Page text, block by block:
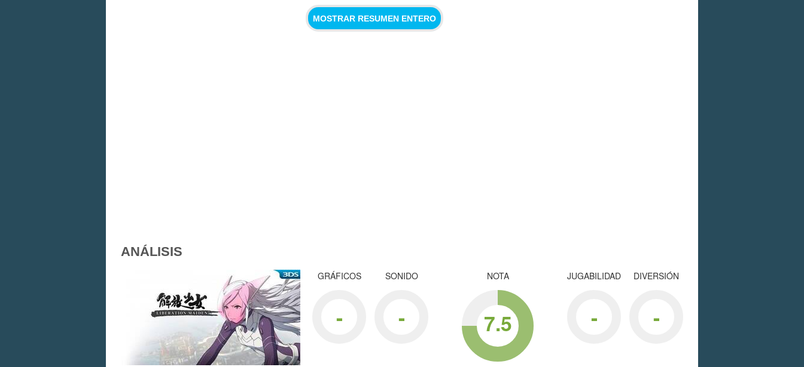
MOSTRAR RESUMEN ENTERO
ANÁLISIS
GRÁFICOS
-
SONIDO
-
NOTA
7.5
DIVERSIÓN
-
JUGABILIDAD
-